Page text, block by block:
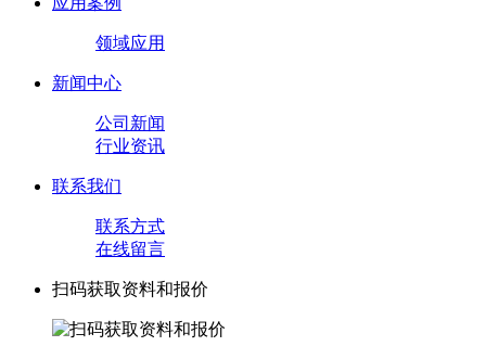
领域应用
新闻中心
公司新闻
行业资讯
联系我们
联系方式
在线留言
扫码获取资料和报价